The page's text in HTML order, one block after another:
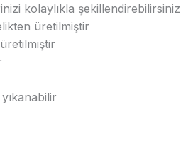
kolaylıkla şekillendirebilirsiniz
üretilmiştir